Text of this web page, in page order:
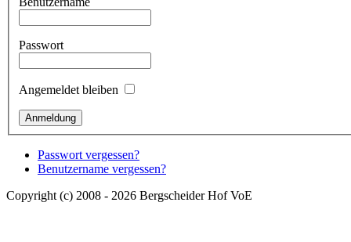
Passwort
Angemeldet bleiben
Passwort vergessen?
Benutzername vergessen?
Copyright (c) 2008 - 2026 Bergscheider Hof VoE